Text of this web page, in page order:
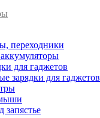
переходники
для гаджетов
зарядки для гаджетов
запястье